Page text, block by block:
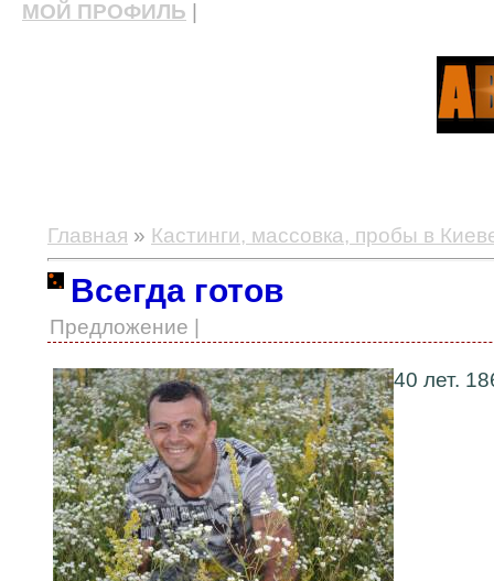
МОЙ ПРОФИЛЬ
Главная » Кастинги, массовка, пробы в
Всегда готов
Предложение |
40 лет.